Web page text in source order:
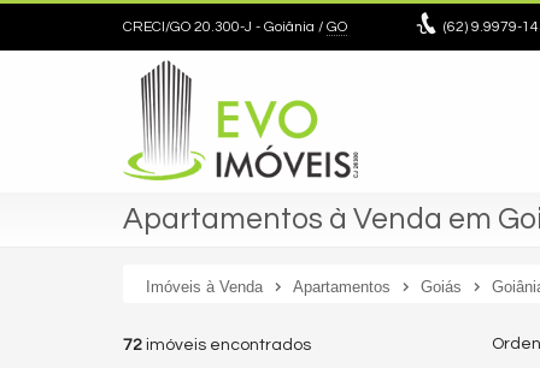
CRECI/GO 20.300-J - Goiânia / GO (62) 9.9979-
Apartamentos à Venda em
Imóveis à Venda Apartamentos Goiás
72 imóveis encontrados